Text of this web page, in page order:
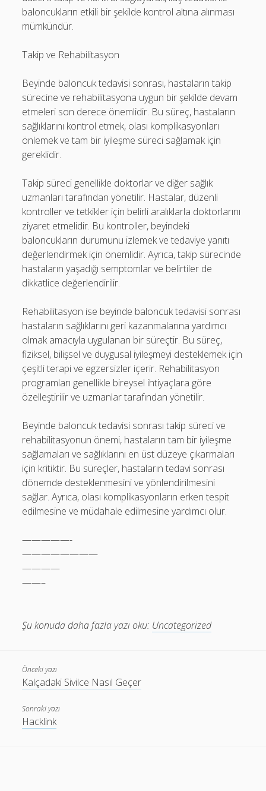
baloncukların etkili bir şekilde kontrol altına alınması
mümkündür.
Takip ve Rehabilitasyon
Beyinde baloncuk tedavisi sonrası, hastaların takip
sürecine ve rehabilitasyona uygun bir şekilde devam
etmeleri son derece önemlidir. Bu süreç, hastaların
sağlıklarını kontrol etmek, olası komplikasyonları
önlemek ve tam bir iyileşme süreci sağlamak için
gereklidir.
Takip süreci genellikle doktorlar ve diğer sağlık
uzmanları tarafından yönetilir. Hastalar, düzenli
kontroller ve tetkikler için belirli aralıklarla doktorlarını
ziyaret etmelidir. Bu kontroller, beyindeki
baloncukların durumunu izlemek ve tedaviye yanıtı
değerlendirmek için önemlidir. Ayrıca, takip sürecinde
hastaların yaşadığı semptomlar ve belirtiler de
dikkatlice değerlendirilir.
Rehabilitasyon ise beyinde baloncuk tedavisi sonrası
hastaların sağlıklarını geri kazanmalarına yardımcı
olmak amacıyla uygulanan bir süreçtir. Bu süreç,
fiziksel, bilişsel ve duygusal iyileşmeyi desteklemek için
çeşitli terapi ve egzersizler içerir. Rehabilitasyon
programları genellikle bireysel ihtiyaçlara göre
özelleştirilir ve uzmanlar tarafından yönetilir.
Beyinde baloncuk tedavisi sonrası takip süreci ve
rehabilitasyonun önemi, hastaların tam bir iyileşme
sağlamaları ve sağlıklarını en üst düzeye çıkarmaları
için kritiktir. Bu süreçler, hastaların tedavi sonrası
dönemde desteklenmesini ve yönlendirilmesini
sağlar. Ayrıca, olası komplikasyonların erken tespit
edilmesine ve müdahale edilmesine yardımcı olur.
—————-
————————
————
——–
Şu konuda daha fazla yazı oku: Uncategorized
Önceki yazı
Kalçadaki Sivilce Nasıl Geçer
Sonraki yazı
Hacklink